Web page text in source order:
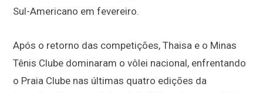
Sul-Americano em fevereiro.
Após o retorno das competições, Thaisa e o Minas
Tênis Clube dominaram o vôlei nacional, enfrentando
o Praia Clube nas últimas quatro edições da